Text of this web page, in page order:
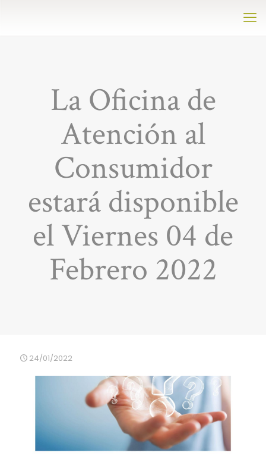
La Oficina de
Atención al
Consumidor
estará disponible
el Viernes 04 de
Febrero 2022
24/01/2022